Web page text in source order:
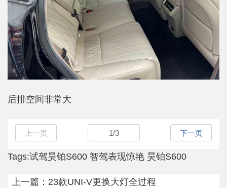
后排空间非常大
上一页 1/3 下一页
Tags:试驾昊铂S600 智驾表现惊艳 昊铂S600
上一篇： 23款UNI-V更换大灯全过程